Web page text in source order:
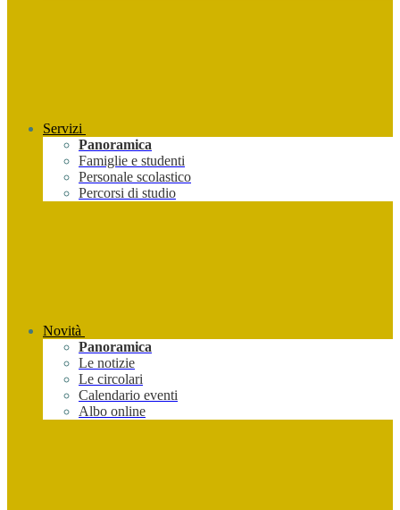
Servizi
Panoramica
Famiglie e studenti
Personale scolastico
Percorsi di studio
Novità
Panoramica
Le notizie
Le circolari
Calendario eventi
Albo online